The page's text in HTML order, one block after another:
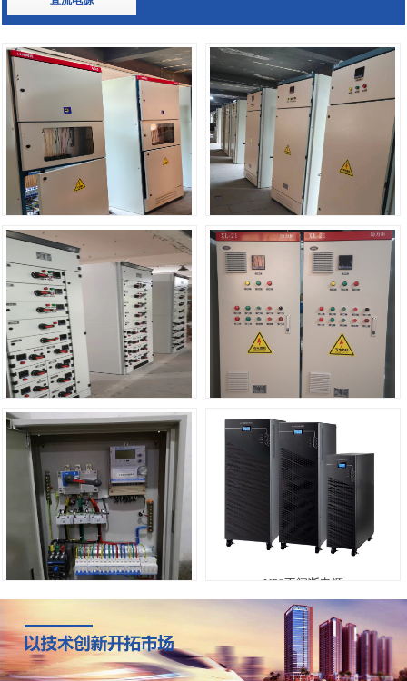
1
光伏并网配电柜 GGD低压配电柜
GCS抽屉式配电柜 XL-21动力配电柜
JXF照明基业箱
UPS不间断电源